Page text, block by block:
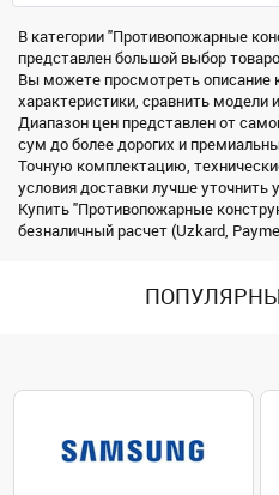
В категории "Противопожарные
представлен большой выбор
Вы можете просмотреть описание
характеристики, сравнить модели
Диапазон цен представлен от
сум до более дорогих и
Точную комплектацию,
условия доставки лучше уточнить
Купить "Противопожарные
безналичный расчет (Uzkard,